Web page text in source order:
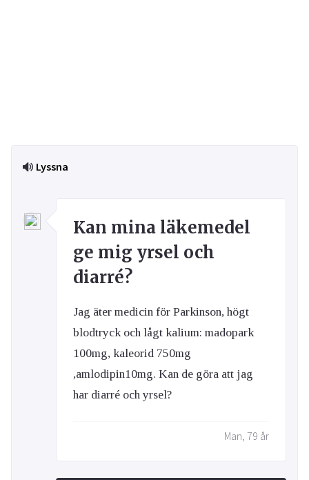
Lyssna
Kan mina läkemedel
ge mig yrsel och
diarré?
Jag äter medicin för Parkinson, högt
blodtryck och lågt kalium: madopark
100mg, kaleorid 750mg
,amlodipin10mg. Kan de göra att jag
har diarré och yrsel?
Man, 79 år